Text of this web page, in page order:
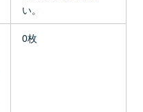
い。
0枚